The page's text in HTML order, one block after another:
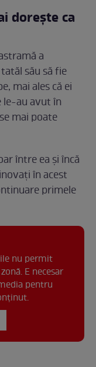
dorește ca
a
său să fie
mai ales că ei
le-au avut în
mai poate
între ea și încă
în acest
primele
nu permit
E necesar
pentru